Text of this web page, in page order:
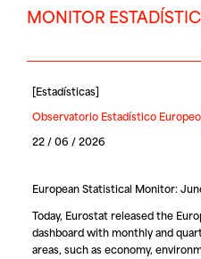
MONITOR
[Estadísticas]
Observatorio Estadístico
22 / 06 / 2026
European Statistical Monitor:
Today, Eurostat released the
dashboard with monthly and
areas, such as economy,